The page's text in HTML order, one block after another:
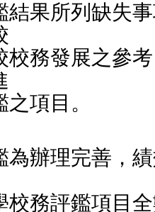
結果所列缺失
校務發展之參
項目。
為辦理完善，
校務評鑑項目